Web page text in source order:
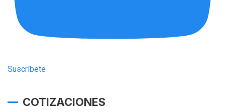
Suscríbete
COTIZACIONES